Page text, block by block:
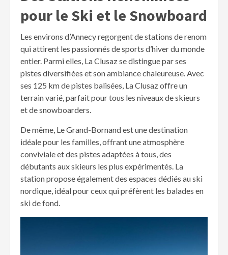
pour le Ski et le Snowboard
Les environs d’Annecy regorgent de stations de renom
qui attirent les passionnés de sports d’hiver du monde
entier. Parmi elles, La Clusaz se distingue par ses
pistes diversifiées et son ambiance chaleureuse. Avec
ses 125 km de pistes balisées, La Clusaz offre un
terrain varié, parfait pour tous les niveaux de skieurs
et de snowboarders.
De même, Le Grand-Bornand est une destination
idéale pour les familles, offrant une atmosphère
conviviale et des pistes adaptées à tous, des
débutants aux skieurs les plus expérimentés. La
station propose également des espaces dédiés au ski
nordique, idéal pour ceux qui préfèrent les balades en
ski de fond.